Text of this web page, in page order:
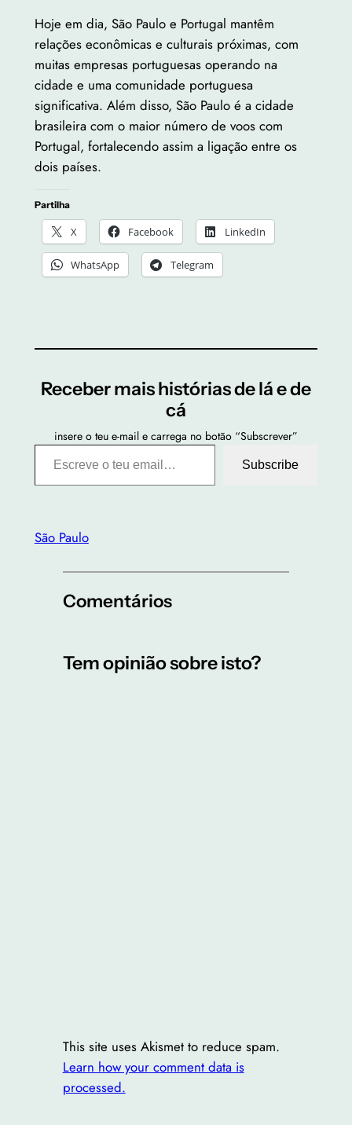
Hoje em dia, São Paulo e Portugal mantêm
relações econômicas e culturais próximas, com
muitas empresas portuguesas operando na
cidade e uma comunidade portuguesa
significativa. Além disso, São Paulo é a cidade
brasileira com o maior número de voos com
Portugal, fortalecendo assim a ligação entre os
dois países.
Partilha
X Facebook LinkedIn
WhatsApp Telegram
Receber mais histórias de lá e de
cá
insere o teu e-mail e carrega no botão “Subscrever”
Escreve o teu email…
Subscribe
São Paulo
Comentários
Tem opinião sobre isto?
This site uses Akismet to reduce spam.
Learn how your comment data is
processed.